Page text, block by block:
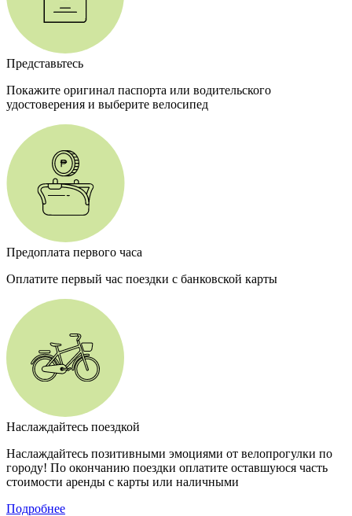
Представьтесь
Покажите оригинал паспорта или водительского
удостоверения и выберите велосипед
Предоплата первого часа
Оплатите первый час поездки с банковской карты
Наслаждайтесь поездкой
Наслаждайтесь позитивными эмоциями от велопрогулки по
городу! По окончанию поездки оплатите оставшуюся часть
стоимости аренды с карты или наличными
Подробнее